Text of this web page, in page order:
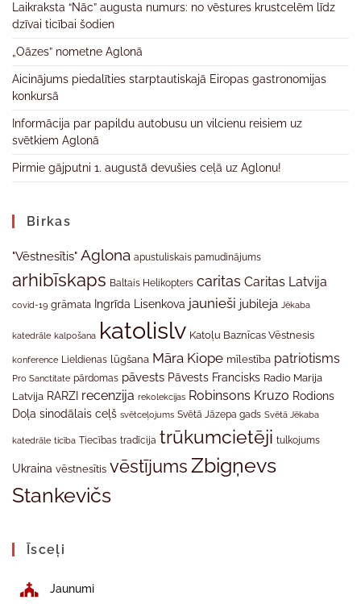
Laikraksta “Nāc” augusta numurs: no vēstures krustcelēm līdz
dzīvai ticībai šodien
„Oāzes” nometne Aglonā
Aicinājums piedalīties starptautiskajā Eiropas gastronomijas
konkursā
Informācija par papildu autobusu un vilcienu reisiem uz
svētkiem Aglonā
Pirmie gājputni 1. augustā devušies ceļā uz Aglonu!
Birkas
"Vēstnesītis" Aglona apustuliskais pamudinājums
arhibīskaps Baltais Helikopters caritas Caritas Latvija
covid-19 grāmata Ingrīda Lisenkova jaunieši jubileja Jēkaba
katedrāle kalpošana katolislv Katoļu Baznīcas Vēstnesis
konference Lieldienas lūgšana Māra Kiope mīlestība patriotisms
Pro Sanctitate pārdomas pāvests Pāvests Francisks Radio Marija
Latvija RARZI recenzija rekolekcijas Robinsons Kruzo Rodions
Doļa sinodālais ceļš svētceļojums Svētā Jāzepa gads Svētā Jēkaba
katedrāle ticība Tiecības tradīcija trūkumcietēji tulkojums
Ukraina vēstnesītis vēstījumsZbigņevs
Stankevičs
Īsceļi
Jaunumi